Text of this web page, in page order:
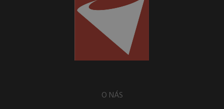
O NÁS